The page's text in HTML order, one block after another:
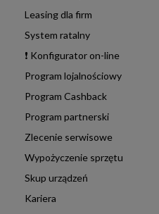
Leasing dla firm
System ratalny
❗ Konfigurator on-line
Program lojalnościowy
Program Cashback
Program partnerski
Zlecenie serwisowe
Wypożyczenie sprzętu
Skup urządzeń
Kariera